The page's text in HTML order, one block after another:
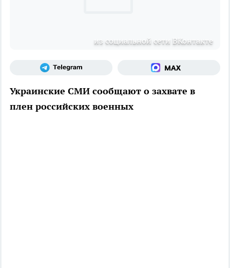
из социальной сети ВКонтакте
Украинские СМИ сообщают о захвате в
плен российских военных